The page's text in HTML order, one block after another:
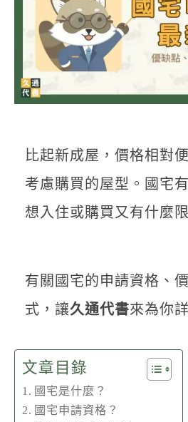
生活理財
房產Q&A
網友都在問
聯絡我們
比起新成屋，價格相對
考慮購買的屋型。國宅
想入住或購買又有什麼
有關國宅的申請資格、
式，讓久通代書來為你
文章目錄
國宅是什麼？
國宅申請資格？